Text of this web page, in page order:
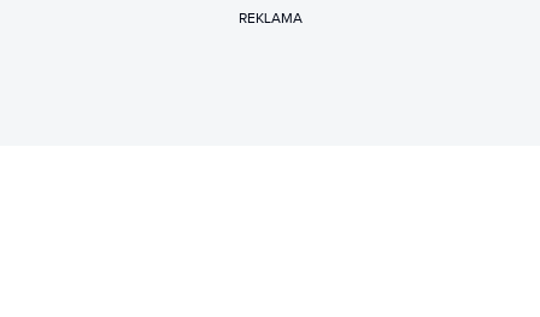
REKLAMA